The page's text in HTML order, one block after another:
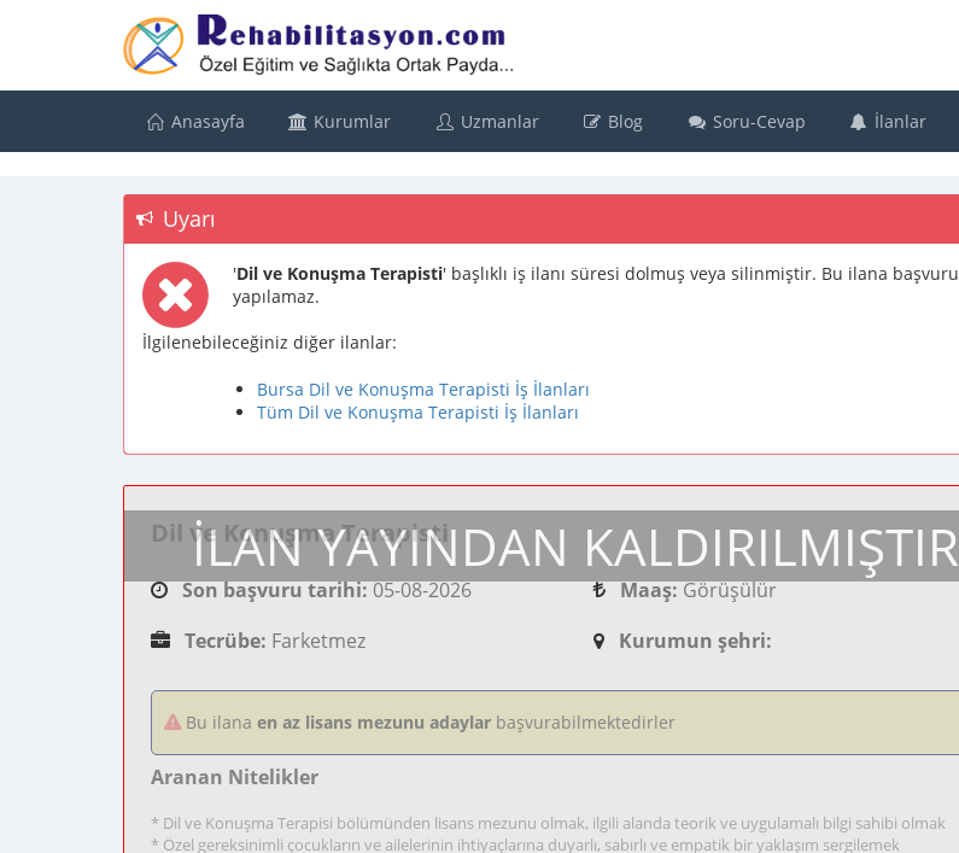
Anasayfa Kurumlar Uzmanlar Blog Soru-Cevap İlanlar
Uyarı
'Dil ve Konuşma Terapisti' başlıklı iş ilanı süresi dolmuş veya silinmiştir. Bu ilana başvuru
yapılamaz.
İlgilenebileceğiniz diğer ilanlar:
Bursa Dil ve Konuşma Terapisti İş İlanları
Tüm Dil ve Konuşma Terapisti İş İlanları
İLAN YAYINDAN KALDIRILMIŞTIR
Dil ve Konuşma Terapisti
Son başvuru tarihi:05-08-2026 Maaş:Görüşülür
Tecrübe: Farketmez Kurumun şehri:
Bu ilana en az lisans mezunu adaylar başvurabilmektedirler
Aranan Nitelikler
* Dil ve Konuşma Terapisi bölümünden lisans mezunu olmak, ilgili alanda teorik ve uygulamalı bilgi sahibi olmak
* Özel gereksinimli çocukların ve ailelerinin ihtiyaçlarına duyarlı, sabırlı ve empatik bir yaklaşım sergilemek